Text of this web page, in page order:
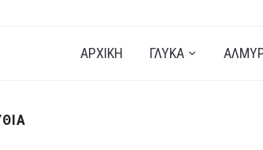
ΑΡΧΙΚΗ ΓΛΥΚΑ